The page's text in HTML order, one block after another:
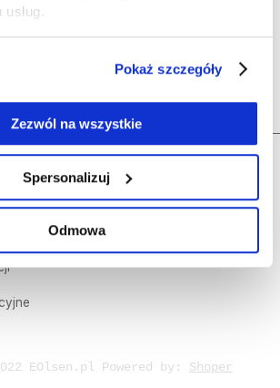
Pokaż szczegóły
Zezwól na wszystkie
Spersonalizuj
Odmowa
Dołącz do nas
EOlsen.pl Powered by: Shoper